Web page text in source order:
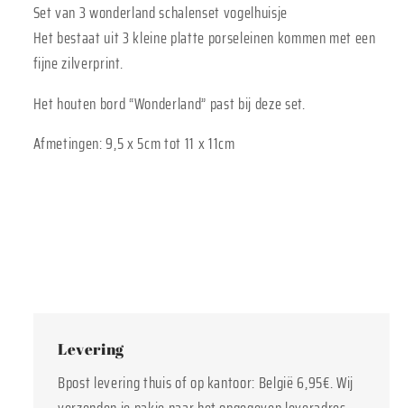
Set van 3 wonderland schalenset vogelhuisje
Het bestaat uit 3 kleine platte porseleinen kommen met een
fijne zilverprint.
Het houten bord “Wonderland” past bij deze set.
Afmetingen: 9,5 x 5cm tot 11 x 11cm
Levering
Bpost levering thuis of op kantoor: België 6,95€. Wij